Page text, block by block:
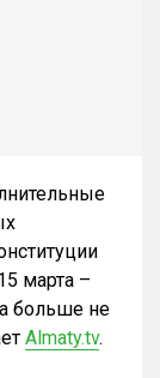
марта –
больше не
Almaty.tv.